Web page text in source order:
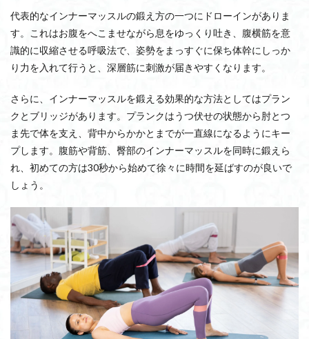
代表的なインナーマッスルの鍛え方の一つにドローインがありま
す。これはお腹をへこませながら息をゆっくり吐き、腹横筋を意
識的に収縮させる呼吸法で、姿勢をまっすぐに保ち体幹にしっか
り力を入れて行うと、深層筋に刺激が届きやすくなります。
さらに、インナーマッスルを鍛える効果的な方法としてはプラン
クとブリッジがあります。プランクはうつ伏せの状態から肘とつ
ま先で体を支え、背中からかかとまでが一直線になるようにキー
プします。腹筋や背筋、臀部のインナーマッスルを同時に鍛えら
れ、初めての方は30秒から始めて徐々に時間を延ばすのが良いで
しょう。